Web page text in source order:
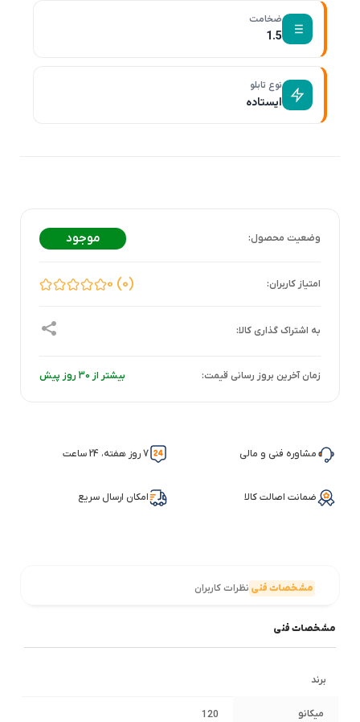
ضخامت
1.5
نوع تابلو
ایستاده
موجود
0 0
زمان آخرین بروز رسانی قیمت: بیشتر از 30 روز پیش
مشاوره فنی و مالی 7 روز هفته، 24 ساعت
ضمانت اصالت کالا امکان ارسال سریع
مشخصات فنی نظرات کاربران
مشخصات فنی
برند
میکانو 120